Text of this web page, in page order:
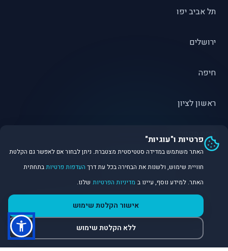
תל אביב יפו
ירושלים
חיפה
ראשון לציון
פתח תקווה
©
פלטפורמת נתונים ובינה מלאכותית לניתוח שוק הנדל״ן.
פרטיות ו"עוגיות"
האתר משתמש במדידה סטטיסטית מצטברת. ניתן לבחור אם לאפשר גם הקלטת
חוויית שימוש, ולשנות את הבחירה בכל עת דרך העדפות פרטיותבתחתית
האתר. למידע נוסף, עיינו ב מדיניות הפרטיות שלנו.
אישור הקלטת שימוש
ללא הקלטת שימוש